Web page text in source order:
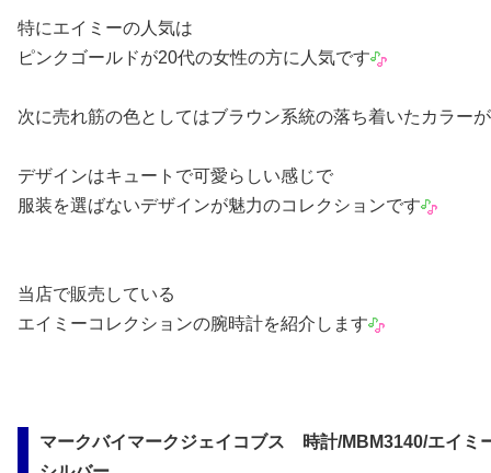
特にエイミーの人気は
ピンクゴールドが20代の女性の方に人気です
次に売れ筋の色としてはブラウン系統の落ち着いたカラー
デザインはキュートで可愛らしい感じで
服装を選ばないデザインが魅力のコレクションです
当店で販売している
エイミーコレクションの腕時計を紹介します
マークバイマークジェイコブス 時計/MBM3140/エイミ